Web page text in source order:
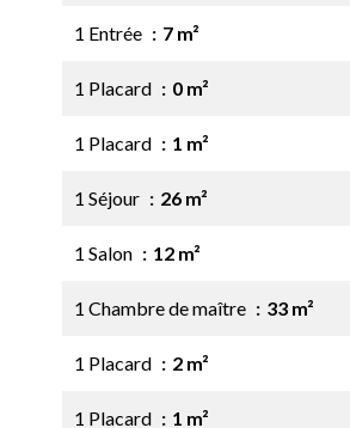
1 Entrée 7 m²
1 Placard 0 m²
1 Placard 1 m²
1 Séjour 26 m²
1 Salon 12 m²
1 Chambre de maître 33 m²
1 Placard 2 m²
1 Placard 1 m²